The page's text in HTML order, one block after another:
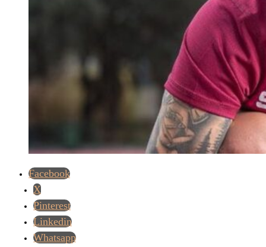
Facebook
X
Pinterest
Linkedin
Whatsapp